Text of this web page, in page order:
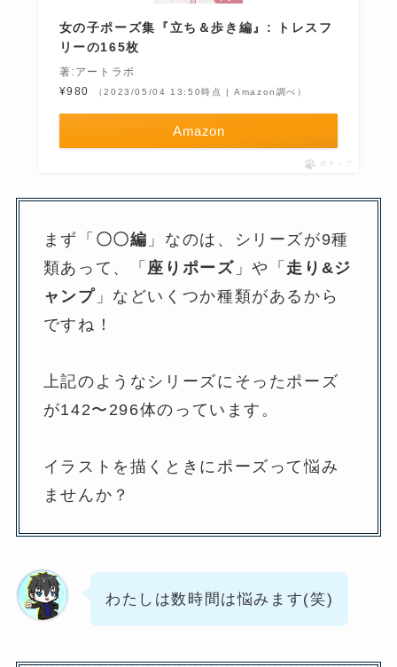
女の子ポーズ集『立ち＆歩き編』: トレスフ
リーの165枚
著:アートラボ
¥980
（2023/05/04 13:50時点 | Amazon調べ）
Amazon
ポチップ
まず「 〇〇編 」なのは、シリーズが9種
類あって、「 座りポーズ 」や「 走り&ジ
ャンプ 」などいくつか種類があるから
ですね！
上記のようなシリーズにそったポーズ
が142〜296体のっています。
イラストを描くときにポーズって悩み
ませんか？
わたしは数時間は悩みます(笑)